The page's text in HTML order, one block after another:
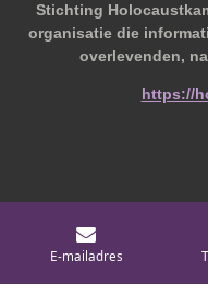
Stichting
organisatie die
overlevenden,
https://
© 2019 - 2026
Powered byJouwWeb
E-mailadres